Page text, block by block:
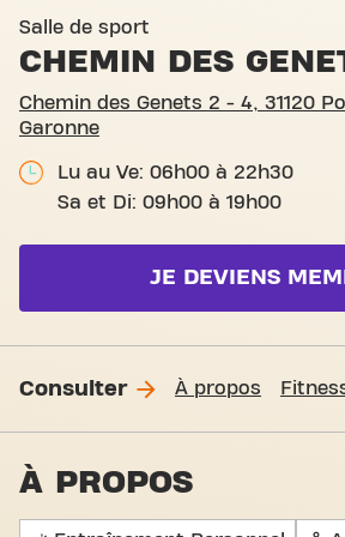
Salle de sport
CHEMIN DES
Chemin des Genets 2 - 4, 31120
Garonne
Lu au Ve: 06h00 à 22h30
Sa et Di: 09h00 à 19h00
JE DEVIENS
Consulter À propos
À PROPOS